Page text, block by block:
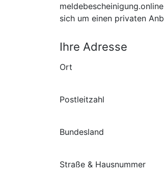
sich um einen privaten
Ihre Adresse
Ort
Postleitzahl
Bundesland
Straße & Hausnummer